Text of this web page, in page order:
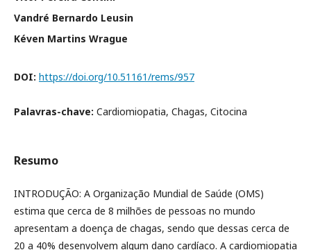
Vandré Bernardo Leusin
Kéven Martins Wrague
DOI: https://doi.org/10.51161/rems/957
Palavras-chave: Cardiomiopatia, Chagas, Citocina
Resumo
INTRODUÇÃO: A Organização Mundial de Saúde (OMS)
estima que cerca de 8 milhões de pessoas no mundo
apresentam a doença de chagas, sendo que dessas cerca de
20 a 40% desenvolvem algum dano cardíaco. A cardiomiopatia